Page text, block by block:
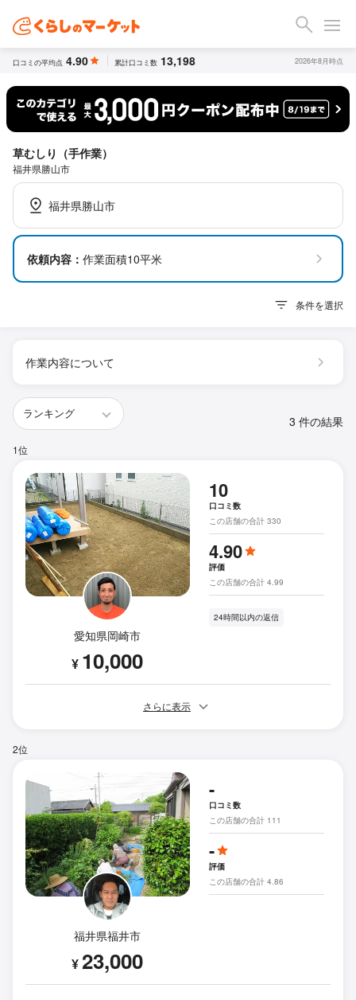
口コミの平均点 4.90 累計口コミ数 13,198 2026年8月時点
草むしり（手作業）
福井県勝山市
福井県勝山市
依頼内容： 作業面積10平米
条件を選択
作業内容について
3 件の結果
1位
愛知県岡崎市
¥ 10,000
10
口コミ数
この店舗の合計 330
4.90
評価
この店舗の合計 4.99
24時間以内の返信
さらに表示
2位
福井県福井市
¥23,000
-
口コミ数
この店舗の合計 111
-
評価
この店舗の合計 4.86